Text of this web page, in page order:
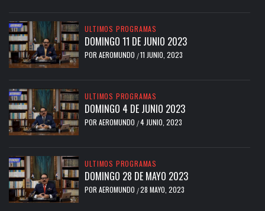
ULTIMOS PROGRAMAS
DOMINGO 11 DE JUNIO 2023
POR AEROMUNDO /11 JUNIO, 2023
ULTIMOS PROGRAMAS
DOMINGO 4 DE JUNIO 2023
POR AEROMUNDO /4 JUNIO, 2023
ULTIMOS PROGRAMAS
DOMINGO 28 DE MAYO 2023
POR AEROMUNDO /28 MAYO, 2023